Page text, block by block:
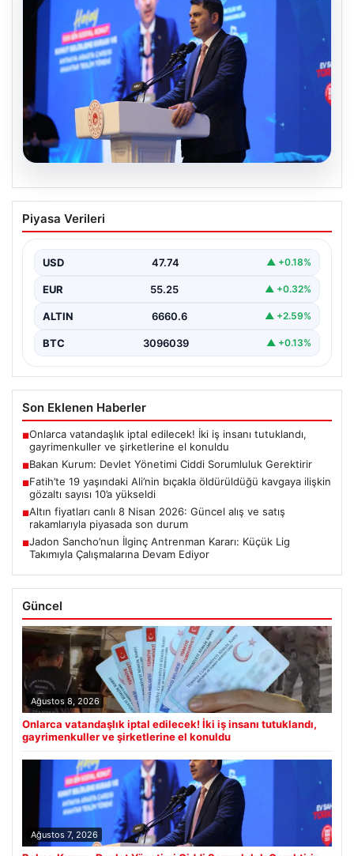
Bakan Kurum: Devlet Yönetimi Ciddi
Sorumluluk Gerektirir
Kurum, gerçekleştirdiği konuşmada devlet yönetiminin
ve büyük…
Piyasa Verileri
USD 47.74 ▲ +0.18%
EUR 55.25 ▲ +0.32%
ALTIN 6660.6 ▲ +2.59%
BTC 3096039 ▲ +0.13%
Son Eklenen Haberler
■Onlarca vatandaşlık iptal edilecek! İki iş insanı tutuklandı,
gayrimenkuller ve şirketlerine el konuldu
■Bakan Kurum: Devlet Yönetimi Ciddi Sorumluluk Gerektirir
■Fatih’te 19 yaşındaki Ali’nin bıçakla öldürüldüğü kavgaya ilişkin
gözaltı sayısı 10’a yükseldi
■Altın fiyatları canlı 8 Nisan 2026: Güncel alış ve satış
rakamlarıyla piyasada son durum
■Jadon Sancho’nun İlginç Antrenman Kararı: Küçük Lig
Takımıyla Çalışmalarına Devam Ediyor
Güncel
Ağustos 8, 2026
Onlarca vatandaşlık iptal edilecek! İki iş insanı tutuklandı,
gayrimenkuller ve şirketlerine el konuldu
Ağustos 7, 2026